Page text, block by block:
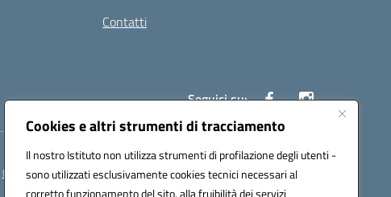
Cookies e altri strumenti di tracciamento
Il nostro Istituto non utilizza strumenti di profilazione degli utenti -
sono utilizzati esclusivamente cookies tecnici necessari al
corretto funzionamento del sito, alla fruibilità dei servizi
Contatti
Seguici su:
fgps040004@pec.istruzione.it